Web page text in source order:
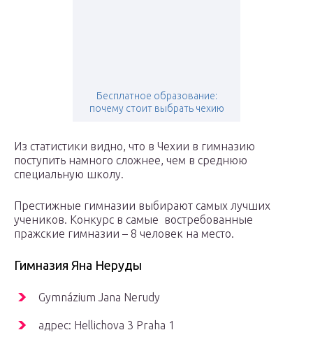
Бесплатное образование:
почему стоит выбрать чехию
Из статистики видно, что в Чехии в гимназию
поступить намного сложнее, чем в среднюю
специальную школу.
Престижные гимназии выбирают самых лучших
учеников. Конкурс в самые востребованные
пражские гимназии – 8 человек на место.
Гимназия Яна Неруды
Gymnázium Jana Nerudy
aдрес: Hellichova 3 Praha 1